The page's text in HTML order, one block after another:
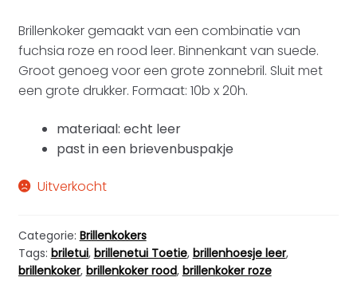
Brillenkoker gemaakt van een combinatie van
fuchsia roze en rood leer. Binnenkant van suede.
Groot genoeg voor een grote zonnebril. Sluit met
een grote drukker. Formaat: 10b x 20h.
materiaal: echt leer
past in een brievenbuspakje
Uitverkocht
Categorie: Brillenkokers
Tags: briletui, brillenetui Toetie, brillenhoesje leer,
brillenkoker, brillenkoker rood, brillenkoker roze